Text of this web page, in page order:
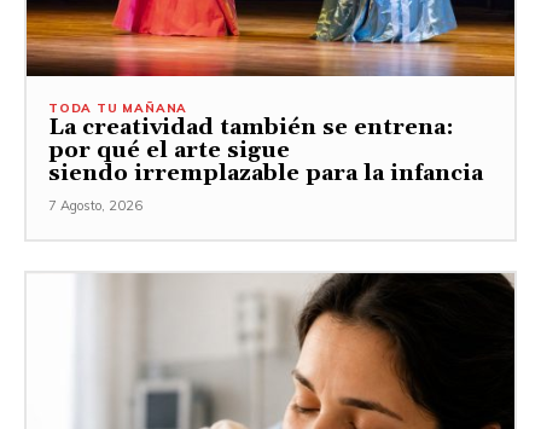
TODA TU MAÑANA
La creatividad también se entrena:
por qué el arte sigue
siendo irremplazable para la infancia
7 Agosto, 2026